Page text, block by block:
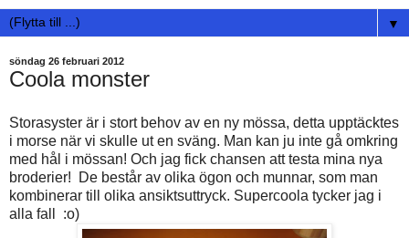
▼
söndag 26 februari 2012
Coola monster
Storasyster är i stort behov av en ny mössa, detta upptäcktes
i morse när vi skulle ut en sväng. Man kan ju inte gå omkring
med hål i mössan! Och jag fick chansen att testa mina nya
broderier! De består av olika ögon och munnar, som man
kombinerar till olika ansiktsuttryck. Supercoola tycker jag i
alla fall :o)